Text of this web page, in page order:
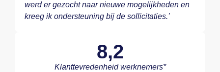
werd er gezocht naar nieuwe mogelijkheden en
kreeg ik ondersteuning bij de sollicitaties.’
8,2
Klanttevredenheid werknemers*